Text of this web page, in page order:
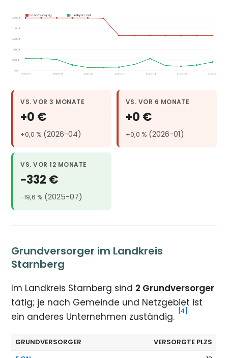
VS. VOR 3 MONATE
+0 €
+0,0 % (2026-04)
VS. VOR 6 MONATE
+0 €
+0,0 % (2026-01)
VS. VOR 12 MONATE
−332 €
−19,6 % (2025-07)
Grundversorger im Landkreis
Starnberg
Im Landkreis Starnberg sind 2 Grundversorger
tätig; je nach Gemeinde und Netzgebiet ist
ein anderes Unternehmen zuständig.
[4]
GRUNDVERSORGER
VERSORGTE PLZS